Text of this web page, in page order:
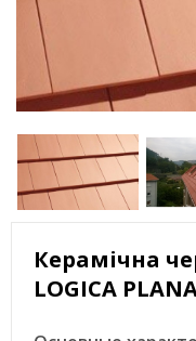
Керамічна
LOGICA